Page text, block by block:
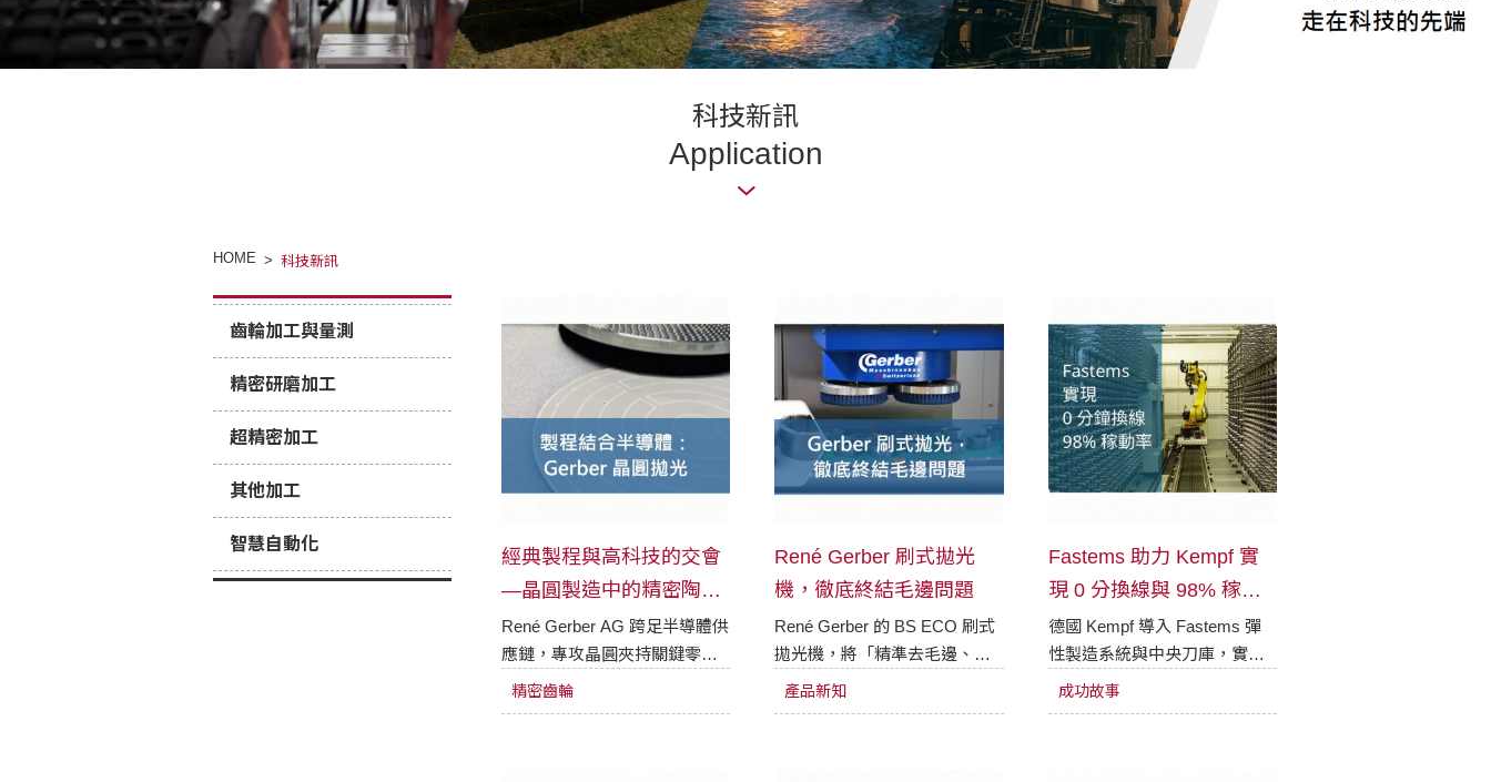
科技新訊
Application
HOME 科技新訊
齒輪加工與量測
精密研磨加工
超精密加工
其他加工
智慧自動化
經典製程與高科技的交會
—晶圓製造中的精密陶瓷
零組件
René Gerber AG 跨足半導體供
應鏈，專攻晶圓夾持關鍵零件
「靜電吸盤 (ESC)」的精密陶
瓷蓋板加工。最佳化晶圓的吸
精密齒輪
René Gerber 刷式拋光
機，徹底終結毛邊問題
René Gerber 的 BS ECO 刷式
拋光機，將「精準去毛邊、邊
緣珩磨與表面拋光」三大工序
合而為一。獨特製程不產生二
產品新知
Fastems 助力 Kempf 實
現 0 分換線與 98% 稼動
率
德國 Kempf 導入 Fastems 彈
性製造系統與中央刀庫，實現
生產全自動化。成功達成 0 分
鐘換線與高達 98% 機台稼動
成功故事